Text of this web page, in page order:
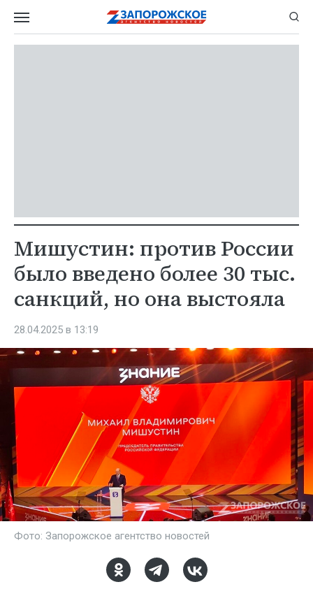
Мишустин: против России
было введено более 30 тыс.
санкций, но она выстояла
28.04.2025 в 13:19
Фото: Запорожское агентство новостей